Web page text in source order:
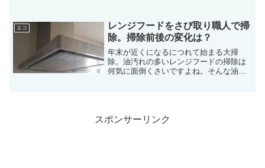
して頂きました。初めてのことでしたが
回収業者さんは慣れてい...
エコ
レンジフードをさび取り職人で掃
除。掃除前後の変化は？
年末が近くになるにつれて始まる大掃
除。油汚れの多いレンジフードの掃除は
何気に面倒くさいですよね。そんな油汚
スポンサーリンク